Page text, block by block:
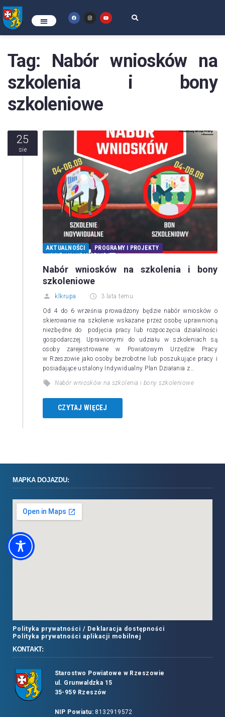
Tag: Nabór wniosków na
szkolenia i bony
szkoleniowe
25
sie
AKTUALNOŚCI PROGRAMY I PROJEKTY
Nabór wniosków na szkolenia i bony
szkoleniowe
klkrupa 3 lata temu
Od 4 do 6 września prowadzony będzie nabór wniosków o
skierowanie na szkolenie wskazane przez osobę uprawnioną
niezbędne do podjęcia pracy lub rozpoczęcia działalności
gospodarczej. Uprawionymi do udziału w szkoleniach są
osoby zarejestrowane w Powiatowym Urzędzie Pracy
w Rzeszowie jako osoby bezrobotne lub poszukujące pracy i
posiadające ustalony Indywidualny Plan Działania z…
Nabór wniosków na szkolenia i bony szkoleniowe
CZYTAJ WIĘCEJ
MAPKA DOJAZDU:
Polityka prywatności / Deklaracja dostępności
Polityka prywatności aplikacji mobilnej
KONTAKT:
Starostwo Powiatowe w Rzeszowie
ul. Grunwaldzka 15
35-959 Rzeszów
NIP Powiatu:8132919572